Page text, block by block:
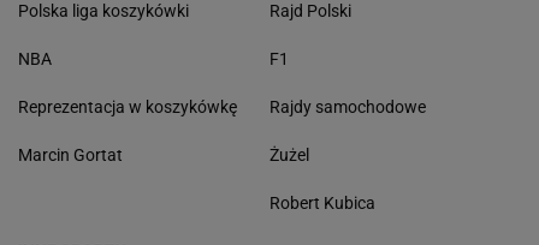
Polska liga koszykówki
NBA
Reprezentacja w koszykówkę
Marcin Gortat
Rajd Polski
F1
Rajdy samochodowe
Żużel
Robert Kubica